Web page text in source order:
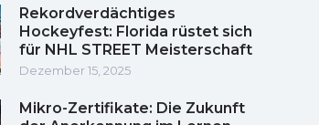
Rekordverdächtiges
Hockeyfest: Florida rüstet sich
für NHL STREET Meisterschaft
Dezember 15, 2025
Mikro-Zertifikate: Die Zukunft